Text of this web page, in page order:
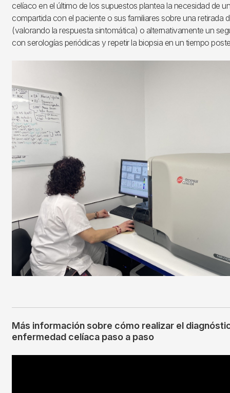
celíaco en el último de los supuestos plantea la necesidad de
compartida con el paciente o sus familiares sobre una retirada
(valorando la respuesta sintomática) o alternativamente un
con serologías periódicas y repetir la biopsia en un tiempo
Más información sobre cómo realizar el
enfermedad celíaca paso a paso